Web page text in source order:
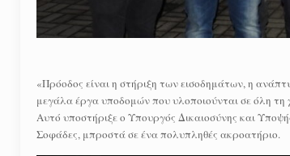
«Πρόοδος είναι η στήριξη των εισοδημάτων, η
μεγάλα έργα υποδομών που υλοποιούνται σε όλη τη
Αυτό υποστήριξε ο Υπουργός Δικαιοσύνης και
Σοφάδες, μπροστά σε ένα πολυπληθές ακροατήριο.